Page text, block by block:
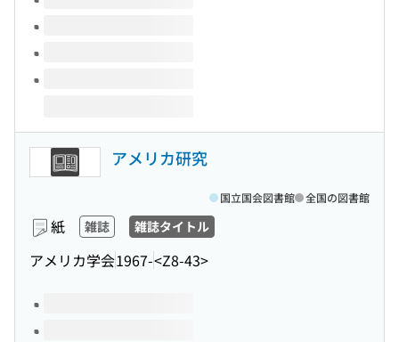
アメリカ研究
紙 雑誌 雑誌タイトル
アメリカ学会1967-<Z8-43>
国立国会図書館 全国の図書館
このタイトルの巻号